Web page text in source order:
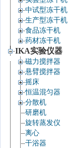
中试型冻干机
生产型冻干机
食品冻干机
药材冻干机
IKA实验仪器
磁力搅拌器
悬臂搅拌器
摇床
恒温混匀器
分散机
研磨机
旋转蒸发仪
离心
干浴器